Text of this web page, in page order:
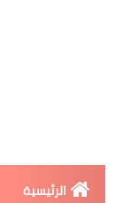
الرئيسية